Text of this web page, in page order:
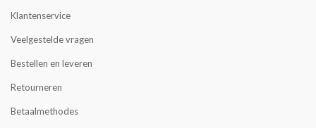
Klantenservice
Veelgestelde vragen
Bestellen en leveren
Retourneren
Betaalmethodes